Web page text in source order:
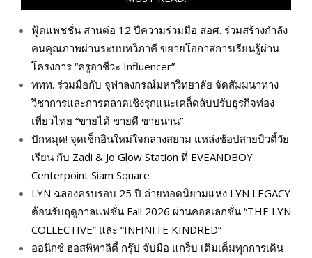
ฟู้ดแพชชั่น สานต่อ 12 ปีความร่วมมือ สอศ. ร่วมสร้างกำลัง
คนคุณภาพผ่านระบบทวิภาคี ขยายโอกาสการเรียนรู้ผ่าน
โครงการ “ครูอาชีวะ Influencer”
ททท. ร่วมมือกับ จุฬาลงกรณ์มหาวิทยาลัย จัดสัมมนาทาง
วิชาการและการตลาดเชิงรุกแนะเคล็ดลับปรับธุรกิจท่อง
เที่ยวไทย “ขายได้ ขายดี ขายนาน”
ปักหมุด! จุดเช็กอินใหม่ใจกลางสยาม แหล่งช้อปสายบิวตี้วัย
เรียน กับ Zadi & Jo Glow Station ที่ EVEANDBOY
Centerpoint Siam Square
LYN ฉลองครบรอบ 25 ปี ถ่ายทอดนิยามแห่ง LYN LEGACY
ต้อนรับฤดูกาลแฟชั่น Fall 2026 ผ่านคอลเลกชั่น “THE LYN
COLLECTIVE” และ “INFINITE KINDRED”
ออนิกซ์ ฮอสพิทาลิตี้ กรุ๊ป จับมือ แกร็บ เติมเต็มทุกการเดิน